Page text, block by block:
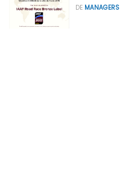
DE MANAGERS